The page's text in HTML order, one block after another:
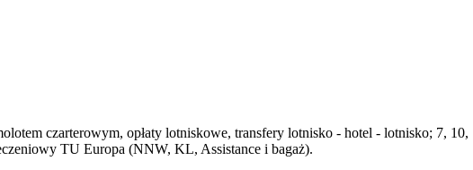
czarterowym, opłaty lotniskowe, transfery lotnisko - hotel - lotnisko; 7,
TU Europa (NNW, KL, Assistance i bagaż).